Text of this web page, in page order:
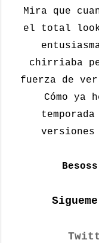
Mira que
el total look
chirriaba
fuerza de
Cómo ya